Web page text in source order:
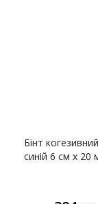
Бінт
синій 6 см х 20